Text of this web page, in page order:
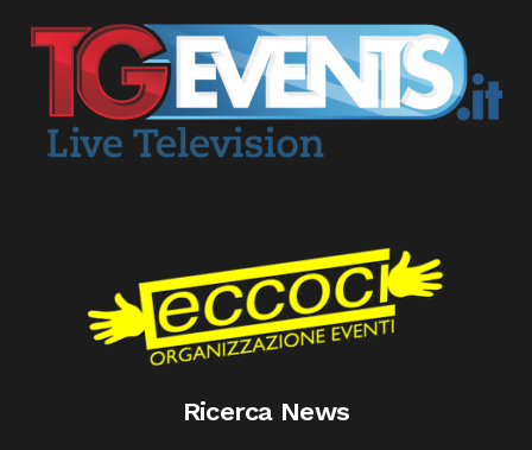
Ricerca News